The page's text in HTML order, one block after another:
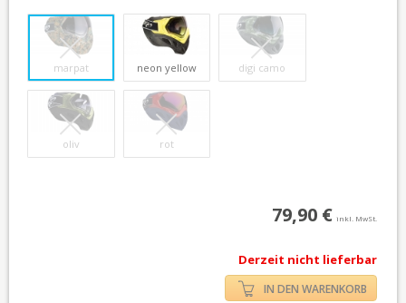
marpat neon yellow digi camo
oliv rot
79,90 € inkl. MwSt.
Derzeit nicht lieferbar
IN DEN WARENKORB